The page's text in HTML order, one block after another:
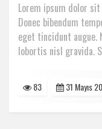
Lorem ipsum dolor
Donec bibendum
eget tincidunt augue.
lobortis nisl gravida.
83 31 Mayıs